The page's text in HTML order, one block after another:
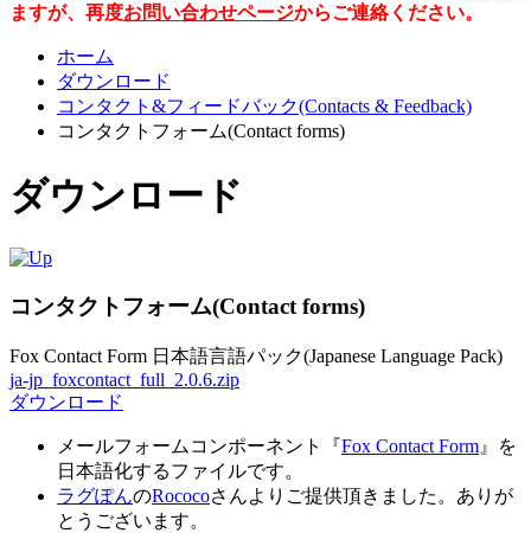
ますが、再度お問い合わせページからご連絡ください。
ホーム
ダウンロード
コンタクト&フィードバック(Contacts & Feedback)
コンタクトフォーム(Contact forms)
ダウンロード
コンタクトフォーム(Contact forms)
Fox Contact Form 日本語言語パック(Japanese Language Pack)
ja-jp_foxcontact_full_2.0.6.zip
ダウンロード
メールフォームコンポーネント『Fox Contact Form 』を
日本語化するファイルです。
ラグぽんのRococoさんよりご提供頂きました。ありが
とうございます。